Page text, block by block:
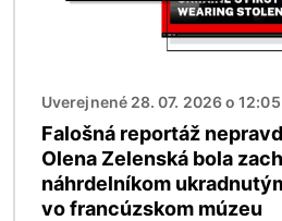
Uverejnené 28. 07. 2026 o 12:05
Falošná reportáž
Olena Zelenská bola
náhrdelníkom
vo francúzskom múzeu